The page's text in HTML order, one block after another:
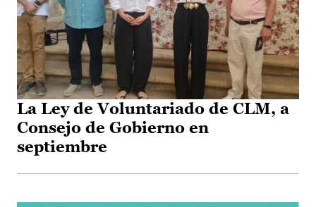
La Ley de Voluntariado de CLM, a
Consejo de Gobierno en
septiembre